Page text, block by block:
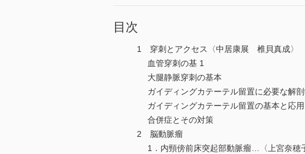
目次
1 穿刺とアクセス〈中居康展 椎貝真成〉
血管穿刺の基 1
大腿静脈穿刺の基本
ガイディングカテーテル留置に必要な解
ガイディングカテーテル留置の基本と応用
合併症とその対策
2 脳動脈瘤
1．内頸傍前床突起部動脈瘤…〈上宮奈穂